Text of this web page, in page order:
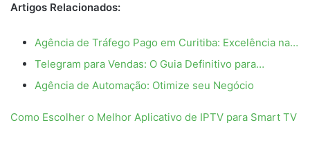
Artigos Relacionados:
Agência de Tráfego Pago em Curitiba: Excelência na…
Telegram para Vendas: O Guia Definitivo para…
Agência de Automação: Otimize seu Negócio
Como Escolher o Melhor Aplicativo de IPTV para Smart TV